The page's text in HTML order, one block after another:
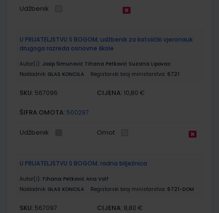
Udžbenik
U PRIJATELJSTVU S BOGOM; udžbenik za katolički vjeronauk
drugoga razreda osnovne škole
Autor(i): Josip Šimunović Tihana Petković Suzana Lipovac
Nakladnik: GLAS KONCILA Registarski broj ministarstva: 6721
SKU: 567096 CIJENA: 10,80 €
ŠIFRA OMOTA: 500297
Udžbenik Omot
U PRIJATELJSTVU S BOGOM; radna bilježnica
Autor(i): Tihana Petković Ana Volf
Nakladnik: GLAS KONCILA Registarski broj ministarstva: 6721-DOM
SKU: 567097 CIJENA: 8,80 €